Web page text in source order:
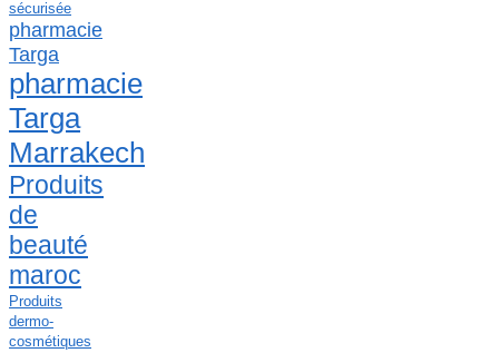
sécurisée
pharmacie
Targa
pharmacie
Targa
Marrakech
Produits
de
beauté
maroc
Produits
dermo-
cosmétiques